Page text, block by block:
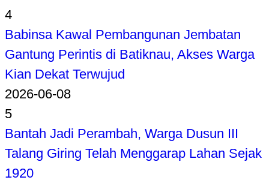
4
Babinsa Kawal Pembangunan Jembatan
Gantung Perintis di Batiknau, Akses Warga
Kian Dekat Terwujud
2026-06-08
5
Bantah Jadi Perambah, Warga Dusun III
Talang Giring Telah Menggarap Lahan Sejak
1920